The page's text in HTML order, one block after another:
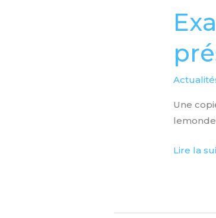
Une
Examens
et
pratique,
la
ça
compte!
Lire la